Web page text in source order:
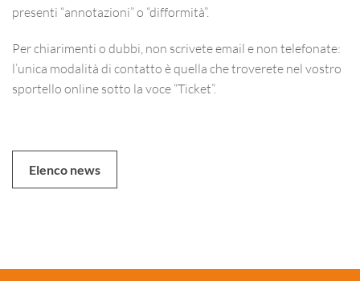
presenti “annotazioni” o “difformità”.
Per chiarimenti o dubbi, non scrivete email e non telefonate:
l’unica modalità di contatto è quella che troverete nel vostro
sportello online sotto la voce “Ticket”.
Elenco news